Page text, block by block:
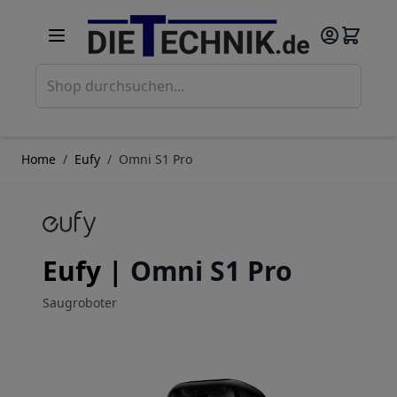
Home / Eufy / Omni S1 Pro
Eufy | Omni S1 Pro
Saugroboter